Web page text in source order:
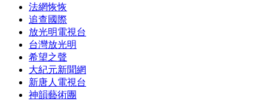
法網恢恢
追查國際
放光明電視台
台灣放光明
希望之聲
大紀元新聞網
新唐人電視台
神韻藝術團